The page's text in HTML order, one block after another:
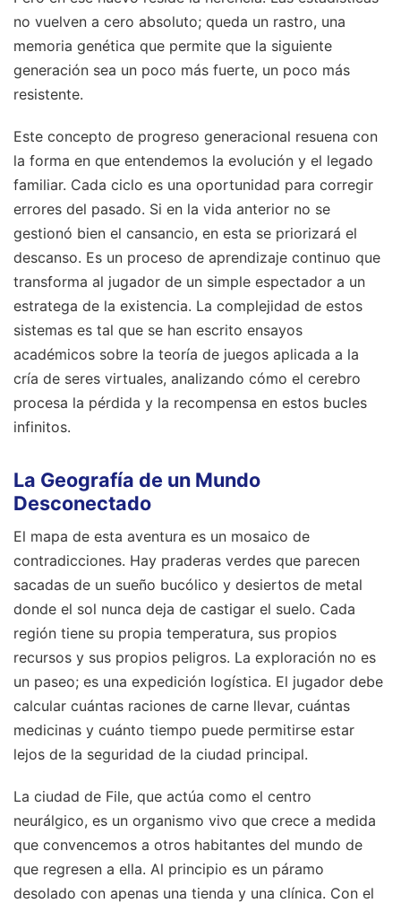
no vuelven a cero absoluto; queda un rastro, una
memoria genética que permite que la siguiente
generación sea un poco más fuerte, un poco más
resistente.
Este concepto de progreso generacional resuena con
la forma en que entendemos la evolución y el legado
familiar. Cada ciclo es una oportunidad para corregir
errores del pasado. Si en la vida anterior no se
gestionó bien el cansancio, en esta se priorizará el
descanso. Es un proceso de aprendizaje continuo que
transforma al jugador de un simple espectador a un
estratega de la existencia. La complejidad de estos
sistemas es tal que se han escrito ensayos
académicos sobre la teoría de juegos aplicada a la
cría de seres virtuales, analizando cómo el cerebro
procesa la pérdida y la recompensa en estos bucles
infinitos.
La Geografía de un Mundo
Desconectado
El mapa de esta aventura es un mosaico de
contradicciones. Hay praderas verdes que parecen
sacadas de un sueño bucólico y desiertos de metal
donde el sol nunca deja de castigar el suelo. Cada
región tiene su propia temperatura, sus propios
recursos y sus propios peligros. La exploración no es
un paseo; es una expedición logística. El jugador debe
calcular cuántas raciones de carne llevar, cuántas
medicinas y cuánto tiempo puede permitirse estar
lejos de la seguridad de la ciudad principal.
La ciudad de File, que actúa como el centro
neurálgico, es un organismo vivo que crece a medida
que convencemos a otros habitantes del mundo de
que regresen a ella. Al principio es un páramo
desolado con apenas una tienda y una clínica. Con el